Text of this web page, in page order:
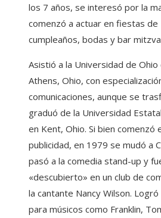
los 7 años, se interesó por la
comenzó a actuar en fiestas de
cumpleaños, bodas y bar
Asistió a la Universidad de Ohio
Athens, Ohio, con
comunicaciones, aunque se
graduó de la Universidad
en Kent, Ohio. Si bien comenzó
publicidad, en 1979 se mudó a
pasó a la comedia stand-up y
«descubierto» en un club de
la cantante Nancy Wilson.
para músicos como Franklin,